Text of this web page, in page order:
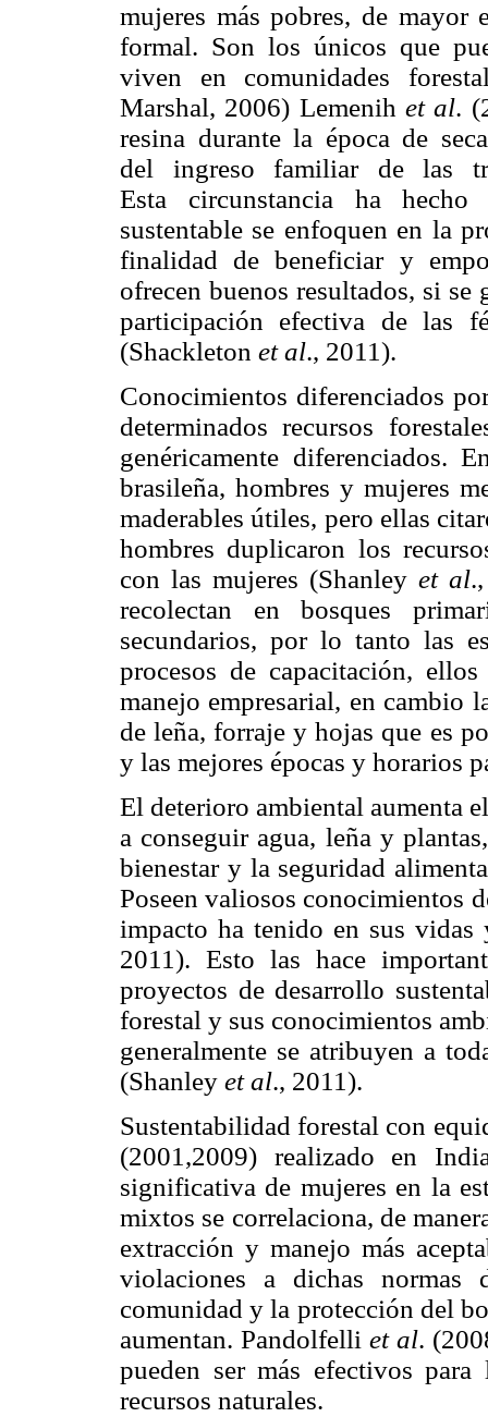
mujeres más pobres, de mayor
formal. Son los únicos que
viven en comunidades
Marshal, 2006) Lemenih et al.
resina durante la época de
del ingreso familiar de las
Esta circunstancia ha
sustentable se enfoquen en la
finalidad de beneficiar y
ofrecen buenos resultados, si
participación efectiva de las
(Shackleton et al., 2011).
Conocimientos diferenciados
determinados recursos
genéricamente diferenciados.
brasileña, hombres y mujeres
maderables útiles, pero ellas
hombres duplicaron los
con las mujeres (Shanley et al
recolectan en bosques
secundarios, por lo tanto las
procesos de capacitación,
manejo empresarial, en cambio
de leña, forraje y hojas que es
y las mejores épocas y horarios
El deterioro ambiental aumenta
a conseguir agua, leña y
bienestar y la seguridad
Poseen valiosos conocimientos
impacto ha tenido en sus
2011). Esto las hace
proyectos de desarrollo
forestal y sus conocimientos
generalmente se atribuyen a
(Shanley et al., 2011).
Sustentabilidad forestal con
(2001,2009) realizado en
significativa de mujeres en la
mixtos se correlaciona, de
extracción y manejo más
violaciones a dichas
comunidad y la protección del
aumentan. Pandolfelli et al.
pueden ser más efectivos
recursos naturales.